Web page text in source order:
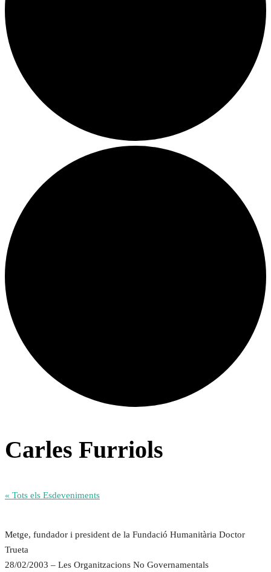
Carles Furriols
« Tots els Esdeveniments
Metge, fundador i president de la Fundació Humanitària Doctor
Trueta
28/02/2003 – Les Organitzacions No Governamentals